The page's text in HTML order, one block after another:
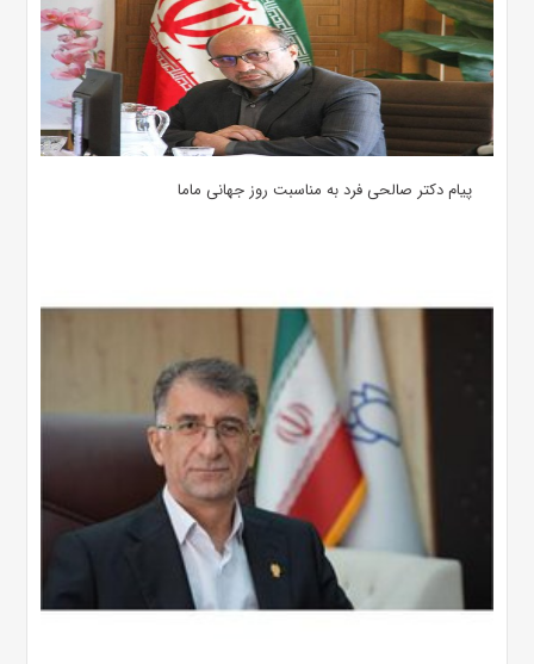
پیام دکتر صالحی فرد به مناسبت روز جهانی ماما